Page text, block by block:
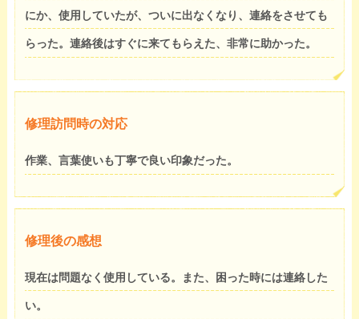
にか、使用していたが、ついに出なくなり、連絡をさせても
らった。連絡後はすぐに来てもらえた、非常に助かった。
修理訪問時の対応
作業、言葉使いも丁寧で良い印象だった。
修理後の感想
現在は問題なく使用している。また、困った時には連絡した
い。